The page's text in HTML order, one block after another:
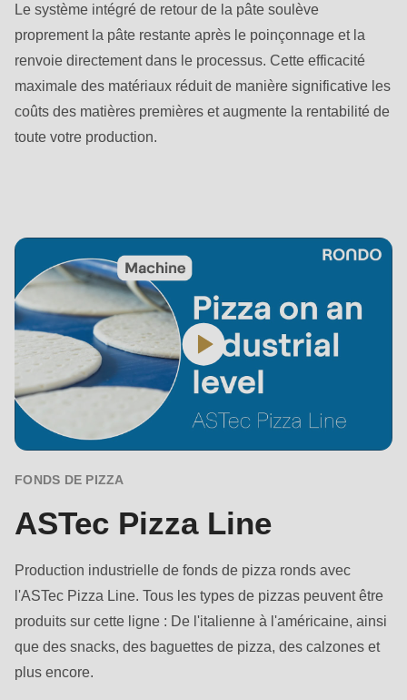
of
type
string
is
deprecated
in
(line
of
modules/custom/rondo_contact/src/ContactService.php
Deprecated
function
mb_substr():
Passing
to
#1
($string)
of
type
string
Le système intégré de retour de la pâte soulève
proprement la pâte restante après le poinçonnage et la
renvoie directement dans le processus. Cette efficacité
maximale des matériaux réduit de manière significative les
coûts des matières premières et augmente la rentabilité de
toute votre production.
FONDS DE PIZZA
ASTec Pizza Line
Production industrielle de fonds de pizza ronds avec
l'ASTec Pizza Line. Tous les types de pizzas peuvent être
produits sur cette ligne : De l'italienne à l'américaine, ainsi
que des snacks, des baguettes de pizza, des calzones et
plus encore.